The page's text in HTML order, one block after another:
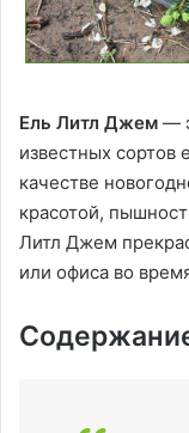
Ель Литл Джем —
известных сортов
качестве
красотой,
Литл Джем
или офиса во